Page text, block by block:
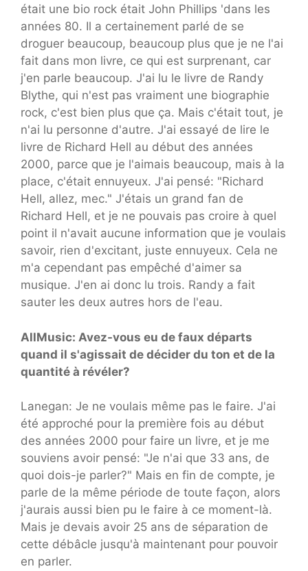
était une bio rock était John Phillips 'dans les
années 80. Il a certainement parlé de se
droguer beaucoup, beaucoup plus que je ne l'ai
fait dans mon livre, ce qui est surprenant, car
j'en parle beaucoup. J'ai lu le livre de Randy
Blythe, qui n'est pas vraiment une biographie
rock, c'est bien plus que ça. Mais c'était tout, je
n'ai lu personne d'autre. J'ai essayé de lire le
livre de Richard Hell au début des années
2000, parce que je l'aimais beaucoup, mais à la
place, c'était ennuyeux. J'ai pensé: "Richard
Hell, allez, mec." J'étais un grand fan de
Richard Hell, et je ne pouvais pas croire à quel
point il n'avait aucune information que je voulais
savoir, rien d'excitant, juste ennuyeux. Cela ne
m'a cependant pas empêché d'aimer sa
musique. J'en ai donc lu trois. Randy a fait
sauter les deux autres hors de l'eau.
AllMusic: Avez-vous eu de faux départs
quand il s'agissait de décider du ton et de la
quantité à révéler?
Lanegan: Je ne voulais même pas le faire. J'ai
été approché pour la première fois au début
des années 2000 pour faire un livre, et je me
souviens avoir pensé: "Je n'ai que 33 ans, de
quoi dois-je parler?" Mais en fin de compte, je
parle de la même période de toute façon, alors
j'aurais aussi bien pu le faire à ce moment-là.
Mais je devais avoir 25 ans de séparation de
cette débâcle jusqu'à maintenant pour pouvoir
en parler.